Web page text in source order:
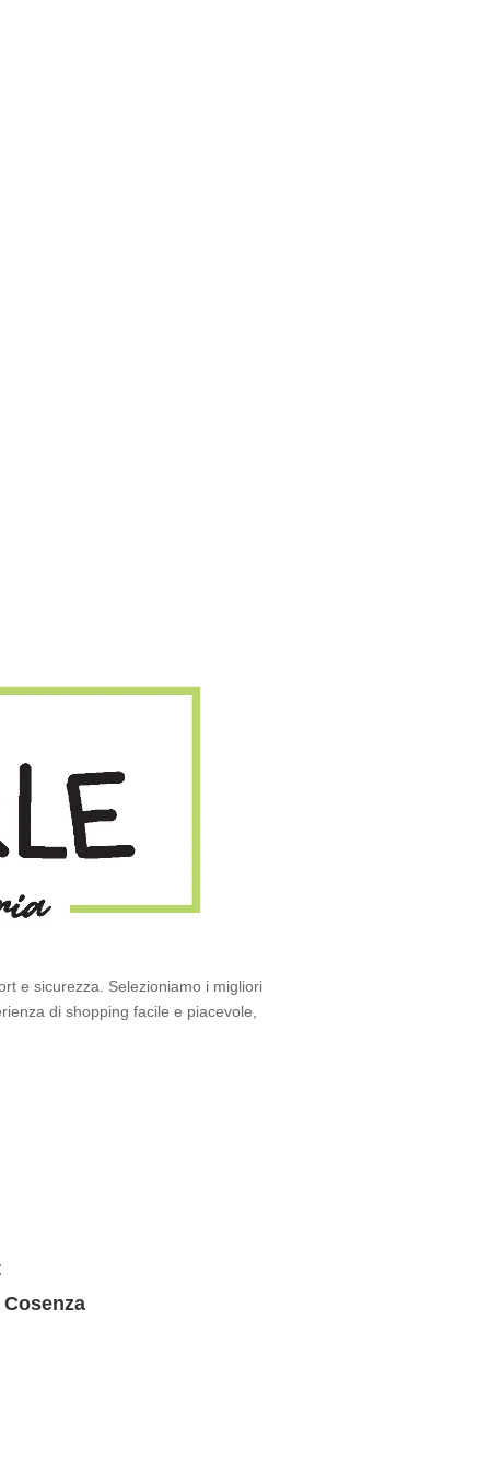
e sicurezza. Selezioniamo i migliori
di shopping facile e piacevole,